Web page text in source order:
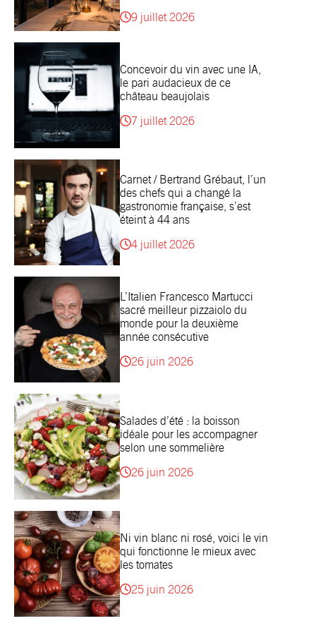
9 juillet 2026
Concevoir du vin avec une IA,
le pari audacieux de ce
château beaujolais
7 juillet 2026
Carnet / Bertrand Grébaut, l’un
des chefs qui a changé la
gastronomie française, s’est
éteint à 44 ans
4 juillet 2026
L’Italien Francesco Martucci
sacré meilleur pizzaiolo du
monde pour la deuxième
année consécutive
26 juin 2026
Salades d’été : la boisson
idéale pour les accompagner
selon une sommelière
26 juin 2026
Ni vin blanc ni rosé, voici le vin
qui fonctionne le mieux avec
les tomates
25 juin 2026